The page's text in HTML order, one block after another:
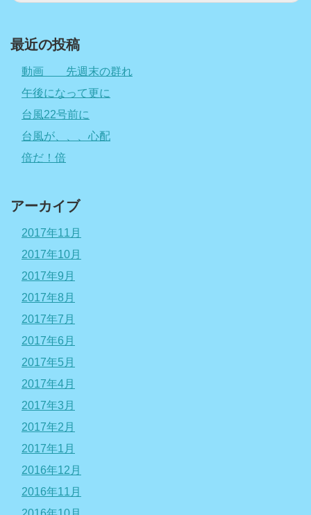
最近の投稿
動画 先週末の群れ
午後になって更に
台風22号前に
台風が、、、心配
倍だ！倍
アーカイブ
2017年11月
2017年10月
2017年9月
2017年8月
2017年7月
2017年6月
2017年5月
2017年4月
2017年3月
2017年2月
2017年1月
2016年12月
2016年11月